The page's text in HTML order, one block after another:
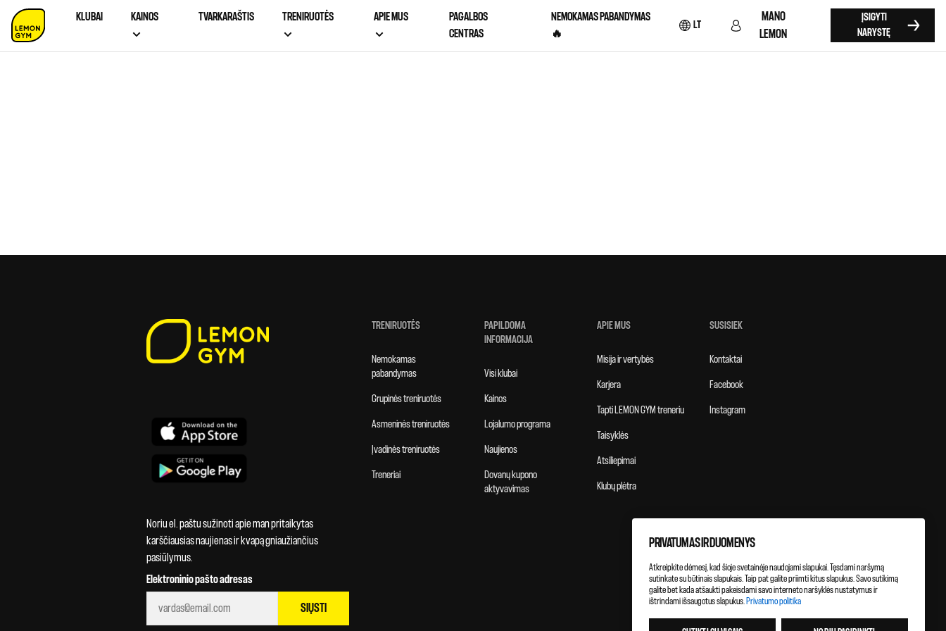
KLUBAI KAINOS TVARKARAŠTIS TRENIRUOTĖS APIE MUS
PAGALBOS
CENTRAS
NEMOKAMAS PABANDYMAS
🔥
LT
MANO
LEMON
ĮSIGYTI
NARYSTĘ
Noriu el. paštu sužinoti apie man pritaikytas
karščiausias naujienas ir kvapą gniaužiančius
pasiūlymus.
Elektroninio pašto adresas
SIŲSTI
TRENIRUOTĖS
Nemokamas
pabandymas
Grupinės treniruotės
Asmeninės treniruotės
Įvadinės treniruotės
Treneriai
PAPILDOMA
INFORMACIJA
Visi klubai
Kainos
Lojalumo programa
Naujienos
Dovanų kupono
aktyvavimas
APIE MUS
Misija ir vertybės
Karjera
Tapti LEMON GYM treneriu
Taisyklės
Atsiliepimai
Klubų plėtra
SUSISIEK
Kontaktai
Facebook
Instagram
PRIVATUMAS IR DUOMENYS
Atkreipkite dėmesį, kad šioje svetainėje naudojami slapukai. Tęsdami naršymą
sutinkate su būtinais slapukais. Taip pat galite priimti kitus slapukus. Savo sutikimą
galite bet kada atšaukti pakeisdami savo interneto naršyklės nustatymus ir
ištrindami išsaugotus slapukus. Privatumo politika